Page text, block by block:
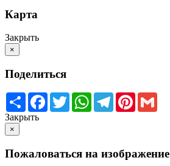
Карта
Закрыть
×
Поделиться
Share Facebook
TwitterWhatsApp
TelegramPinterest
Закрыть
×
Пожаловаться на изображение